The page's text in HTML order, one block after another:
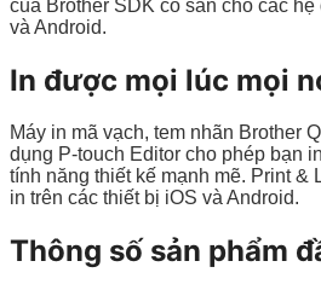
của Brother SDK có sẵn cho các
và Android.
In được mọi lúc mọi
Máy in mã vạch, tem nhãn Brother
dụng P-touch Editor cho phép bạn
tính năng thiết kế mạnh mẽ. Print &
in trên các thiết bị iOS và Android.
Thông số sản phẩm